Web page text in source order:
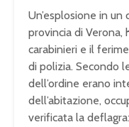
Un’esplosione in un
provincia di Verona,
carabinieri e il
di polizia. Secondo
dell’ordine erano
dell’abitazione,
verificata la